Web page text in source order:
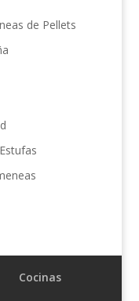
de Pellets
Cocinas